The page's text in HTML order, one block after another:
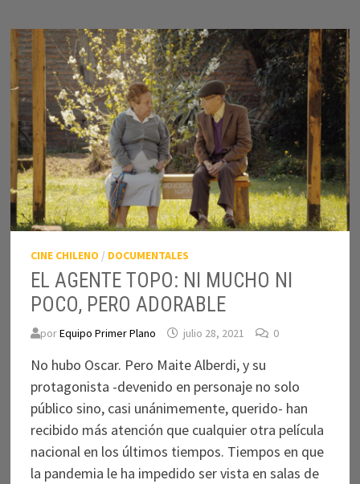
CINE CHILENO / DOCUMENTALES
EL AGENTE TOPO: NI MUCHO NI
POCO, PERO ADORABLE
porEquipo Primer Plano julio 28, 2021 0
No hubo Oscar. Pero Maite Alberdi, y su
protagonista -devenido en personaje no solo
público sino, casi unánimemente, querido- han
recibido más atención que cualquier otra película
nacional en los últimos tiempos. Tiempos en que
la pandemia le ha impedido ser vista en salas de